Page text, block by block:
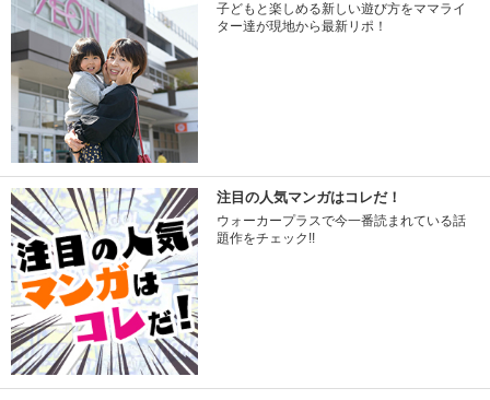
子どもと楽しめる新しい遊び方をママライ
ター達が現地から最新リポ！
注目の人気マンガはコレだ！
ウォーカープラスで今一番読まれている話
題作をチェック!!